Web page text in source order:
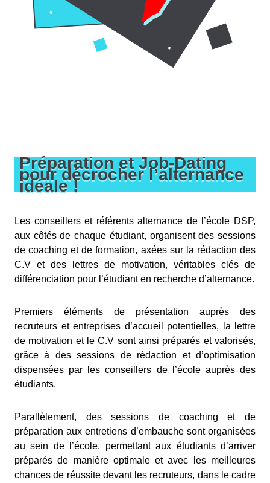
Préparation et Job-Dating
pour décrocher l’alternance
idéale !
Les conseillers et référents alternance de l’école DSP,
aux côtés de chaque étudiant, organisent des sessions
de coaching et de formation, axées sur la rédaction des
C.V et des lettres de motivation, véritables clés de
différenciation pour l’étudiant en recherche d’alternance.
Premiers éléments de présentation auprès des
recruteurs et entreprises d’accueil potentielles, la lettre
de motivation et le C.V sont ainsi préparés et valorisés,
grâce à des sessions de rédaction et d’optimisation
dispensées par les conseillers de l’école auprès des
étudiants.
Parallèlement, des sessions de coaching et de
préparation aux entretiens d’embauche sont organisées
au sein de l’école, permettant aux étudiants d’arriver
préparés de manière optimale et avec les meilleures
chances de réussite devant les recruteurs, dans le cadre